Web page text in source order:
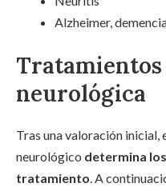
Alzheimer,
neurológica
Tras una valoración
neurológico determina
tratamiento. A